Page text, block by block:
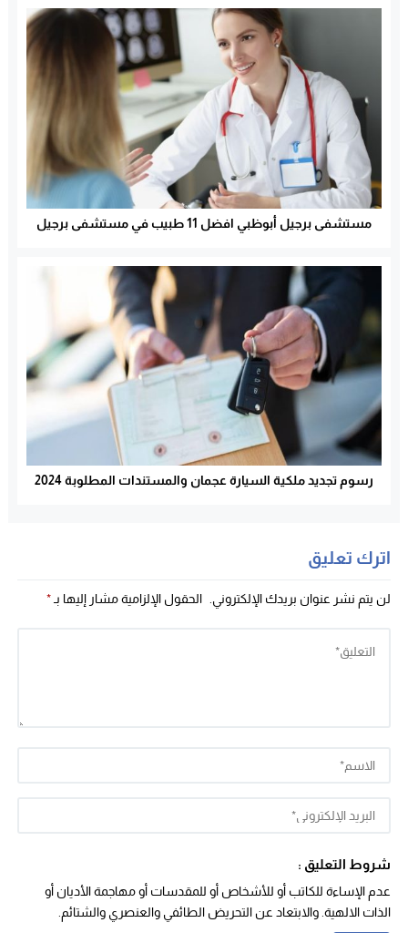
مستشفى برجيل أبوظبي افضل 11 طبيب في مستشفى برجيل
رسوم تجديد ملكية السيارة عجمان والمستندات المطلوبة 2024
اترك تعليق
لن يتم نشر عنوان بريدك الإلكتروني. الحقول الإلزامية مشار إليها بـ *
شروط التعليق :
عدم الإساءة للكاتب أو للأشخاص أو للمقدسات أو مهاجمة الأديان أو
الذات الالهية. والابتعاد عن التحريض الطائفي والعنصري والشتائم.